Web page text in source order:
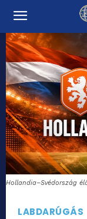
Hollandia–Svédország
LABDARÚGÁS